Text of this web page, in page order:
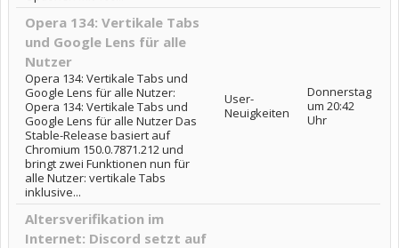
Opera 134: Vertikale Tabs
und Google Lens für alle
Nutzer
Opera 134: Vertikale Tabs und
Google Lens für alle Nutzer:
Opera 134: Vertikale Tabs und
Google Lens für alle Nutzer Das
Stable-Release basiert auf
Chromium 150.0.7871.212 und
bringt zwei Funktionen nun für
alle Nutzer: vertikale Tabs
inklusive...
User-
Neuigkeiten
Donnerstag
um 20:42
Uhr
Altersverifikation im
Internet: Discord setzt auf